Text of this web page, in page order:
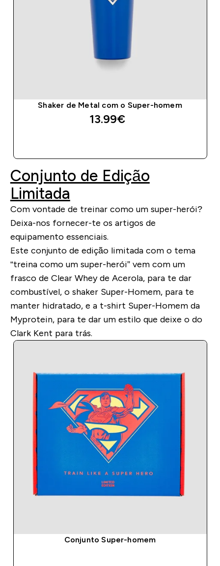
Shaker de Metal com o Super-homem
13.99€‎
Conjunto de Edição
Limitada
Com vontade de treinar como um super-herói?
Deixa-nos fornecer-te os artigos de
equipamento essenciais.
Este conjunto de edição limitada com o tema
“treina como um super-herói” vem com um
frasco de Clear Whey de Acerola, para te dar
combustível, o shaker Super-Homem, para te
manter hidratado, e a t-shirt Super-Homem da
Myprotein, para te dar um estilo que deixe o do
Clark Kent para trás.
Conjunto Super-homem